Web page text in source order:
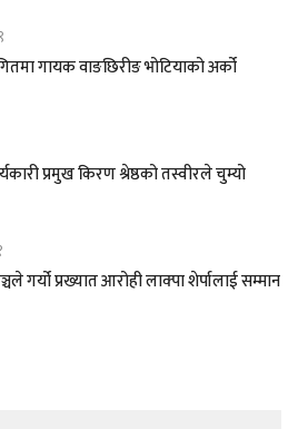
गायक वाङछिरीङ भोटियाको अर्को
प्रमुख किरण श्रेष्ठको तस्वीरले चुम्यो
गर्यो प्रख्यात आरोही लाक्पा शेर्पालाई सम्मान